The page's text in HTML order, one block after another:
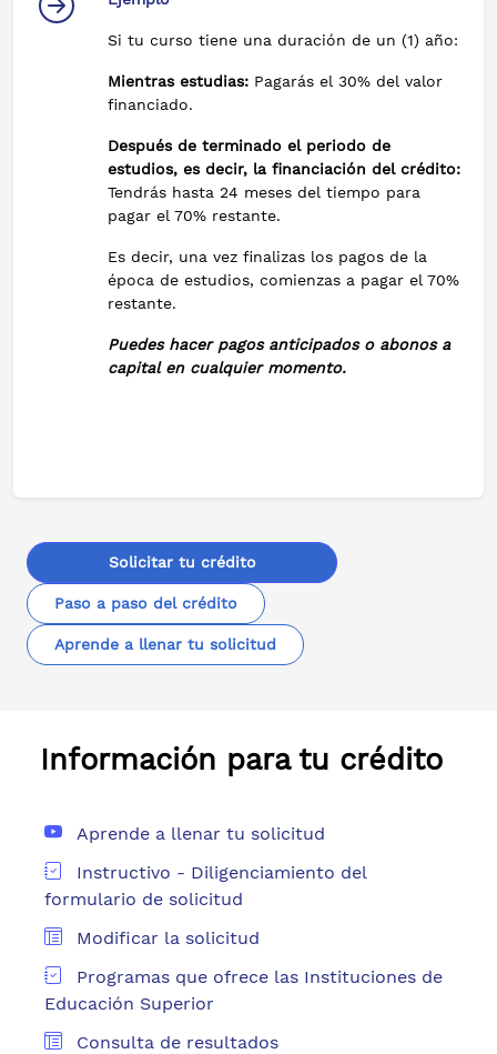
Si tu curso tiene una duración de un (1) año:
Mientras estudias: Pagarás el 30% del valor
financiado.
Después de terminado el periodo de
estudios, es decir, la financiación del crédito:
Tendrás hasta 24 meses del tiempo para
pagar el 70% restante.
Es decir, una vez finalizas los pagos de la
época de estudios, comienzas a pagar el 70%
restante.
Puedes hacer pagos anticipados o abonos a
capital en cualquier momento.
Solicitar tu crédito
Paso a paso del crédito
Aprende a llenar tu solicitud
Información para tu crédito
Aprende a llenar tu solicitud
Instructivo - Diligenciamiento del
formulario de solicitud
Modificar la solicitud
Programas que ofrece las Instituciones de
Educación Superior
Consulta de resultados